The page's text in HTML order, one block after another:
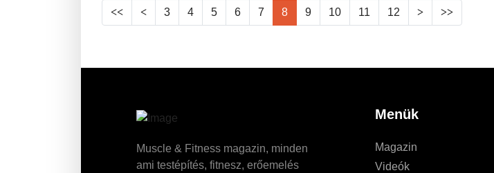
3 4 5 6 7 8 9 10 11
12
Muscle & Fitness magazin, minden
ami testépítés, fitnesz, erőemelés
Menük
Magazin
Videók